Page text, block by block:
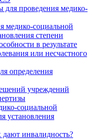
проведения медико-
медико-социальной
степени
в результате
или несчастного
определения
учреждений
социальной
установления
дают инвалидность?